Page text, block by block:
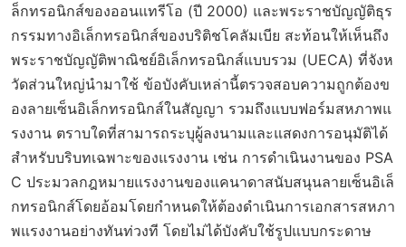
ล็กทรอนิกส์ของออนแทรีโอ (ปี 2000) และพระราชบัญญัติธุร
กรรมทางอิเล็กทรอนิกส์ของบริติชโคลัมเบีย สะท้อนให้เห็นถึง
พระราชบัญญัติพาณิชย์อิเล็กทรอนิกส์แบบรวม (UECA) ที่จังห
วัดส่วนใหญ่นำมาใช้ ข้อบังคับเหล่านี้ตรวจสอบความถูกต้องข
องลายเซ็นอิเล็กทรอนิกส์ในสัญญา รวมถึงแบบฟอร์มสหภาพแ
รงงาน ตราบใดที่สามารถระบุผู้ลงนามและแสดงการอนุมัติได้
สำหรับบริบทเฉพาะของแรงงาน เช่น การดำเนินงานของ PSA
C ประมวลกฎหมายแรงงานของแคนาดาสนับสนุนลายเซ็นอิเล็
กทรอนิกส์โดยอ้อมโดยกำหนดให้ต้องดำเนินการเอกสารสหภา
พแรงงานอย่างทันท่วงที โดยไม่ได้บังคับใช้รูปแบบกระดาษ